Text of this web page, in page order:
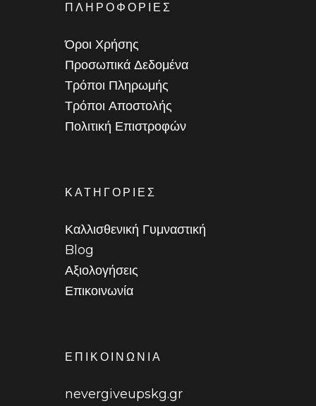
ΠΛΗΡΟΦΟΡΙΕΣ
Όροι Χρήσης
Προσωπικά Δεδομένα
Τρόποι Πληρωμής
Τρόποι Αποστολής
Πολιτική Επιστροφών
ΚΑΤΗΓΟΡΙΕΣ
Καλλισθενική Γυμναστική
Blog
Αξιολογήσεις
Επικοινωνία
ΕΠΙΚΟΙΝΩΝΙΑ
nevergiveupskg.gr